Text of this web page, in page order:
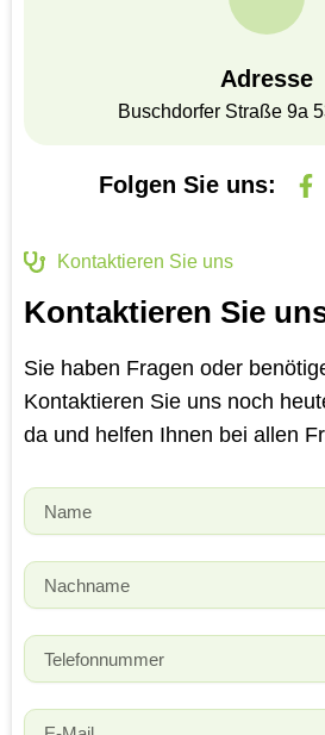
Adresse
Buschdorfer Straße 9a
Folgen Sie uns:
a
c
o
k
f
Kontaktieren Sie uns
Kontaktieren Sie
Sie haben Fragen oder
Kontaktieren Sie uns noch
da und helfen Ihnen bei allen
Name
Last
Name
Phone
Number
Email